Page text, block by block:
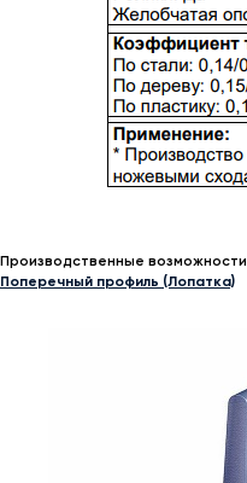
Производственные возможности
Поперечный профиль (Лопатка)